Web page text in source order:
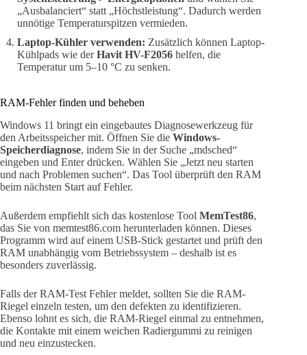
„Ausbalanciert“ statt „Höchstleistung“. Dadurch werden
unnötige Temperaturspitzen vermieden.
Laptop-Kühler verwenden: Zusätzlich können Laptop-
Kühlpads wie derHavit HV-F2056 helfen, die
Temperatur um 5–10 °C zu senken.
RAM-Fehler finden und beheben
Windows 11 bringt ein eingebautes Diagnosewerkzeug für
den Arbeitsspeicher mit. Öffnen Sie die Windows-
Speicherdiagnose, indem Sie in der Suche „mdsched“
eingeben und Enter drücken. Wählen Sie „Jetzt neu starten
und nach Problemen suchen“. Das Tool überprüft den RAM
beim nächsten Start auf Fehler.
Außerdem empfiehlt sich das kostenlose Tool MemTest86,
das Sie von memtest86.com herunterladen können. Dieses
Programm wird auf einem USB-Stick gestartet und prüft den
RAM unabhängig vom Betriebssystem – deshalb ist es
besonders zuverlässig.
Falls der RAM-Test Fehler meldet, sollten Sie die RAM-
Riegel einzeln testen, um den defekten zu identifizieren.
Ebenso lohnt es sich, die RAM-Riegel einmal zu entnehmen,
die Kontakte mit einem weichen Radiergummi zu reinigen
und neu einzustecken.